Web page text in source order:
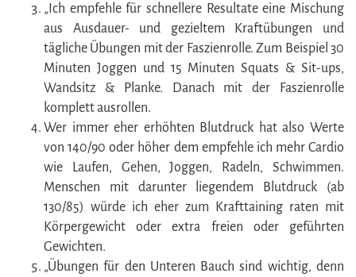
„Ich empfehle für schnellere Resultate eine Mischung
aus Ausdauer- und gezieltem Kraftübungen und
tägliche Übungen mit der Faszienrolle. Zum Beispiel 30
Minuten Joggen und 15 Minuten Squats & Sit-ups,
Wandsitz & Planke. Danach mit der Faszienrolle
komplett ausrollen.
Wer immer eher erhöhten Blutdruck hat also Werte
von 140/90 oder höher dem empfehle ich mehr Cardio
wie Laufen, Gehen, Joggen, Radeln, Schwimmen.
Menschen mit darunter liegendem Blutdruck (ab
130/85) würde ich eher zum Krafttaining raten mit
Körpergewicht oder extra freien oder geführten
Gewichten.
„Übungen für den Unteren Bauch sind wichtig, denn